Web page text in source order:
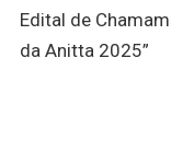
Edital de
da Anitta 2025”